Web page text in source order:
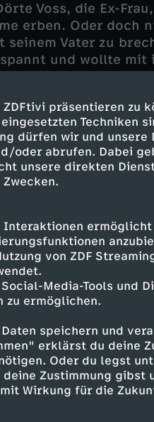
präsentieren zu
Techniken
dürfen wir und
oder abrufen. Dabei
unsere direkten
ermöglicht
von ZDF
Media-Tools und
zu ermöglichen.
speichern und
erklärst du deine
Oder du legst
Zustimmung gibst
Wirkung für die
Voss, die Ex-
erben. Oder doch
Vater zu
und wollte mit
Erbe noch einmal
zu einem alten